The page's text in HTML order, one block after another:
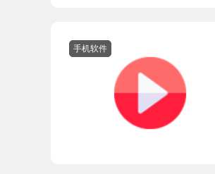
手机软件